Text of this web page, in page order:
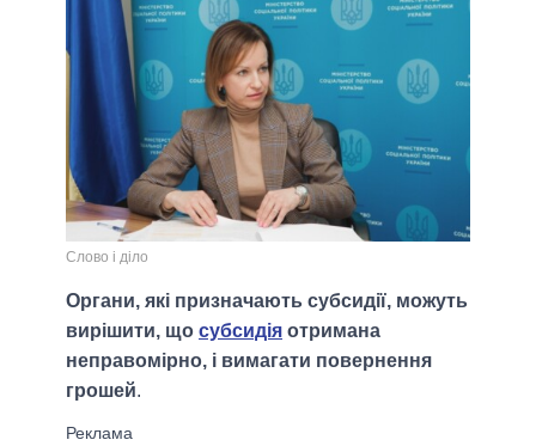
Слово і діло
Органи, які призначають субсидії, можуть
вирішити, що субсидія отримана
неправомірно, і вимагати повернення
грошей.